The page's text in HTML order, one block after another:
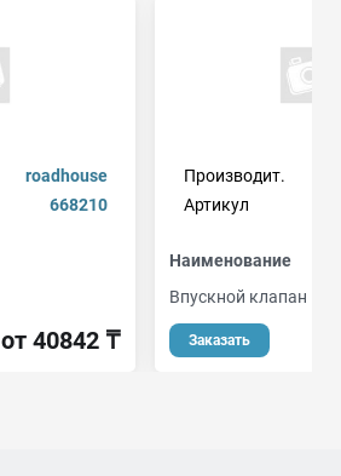
roadhouse
668210
от 40842 ₸
Производит.
Артикул
Наименование
Впускной клапан
Заказать